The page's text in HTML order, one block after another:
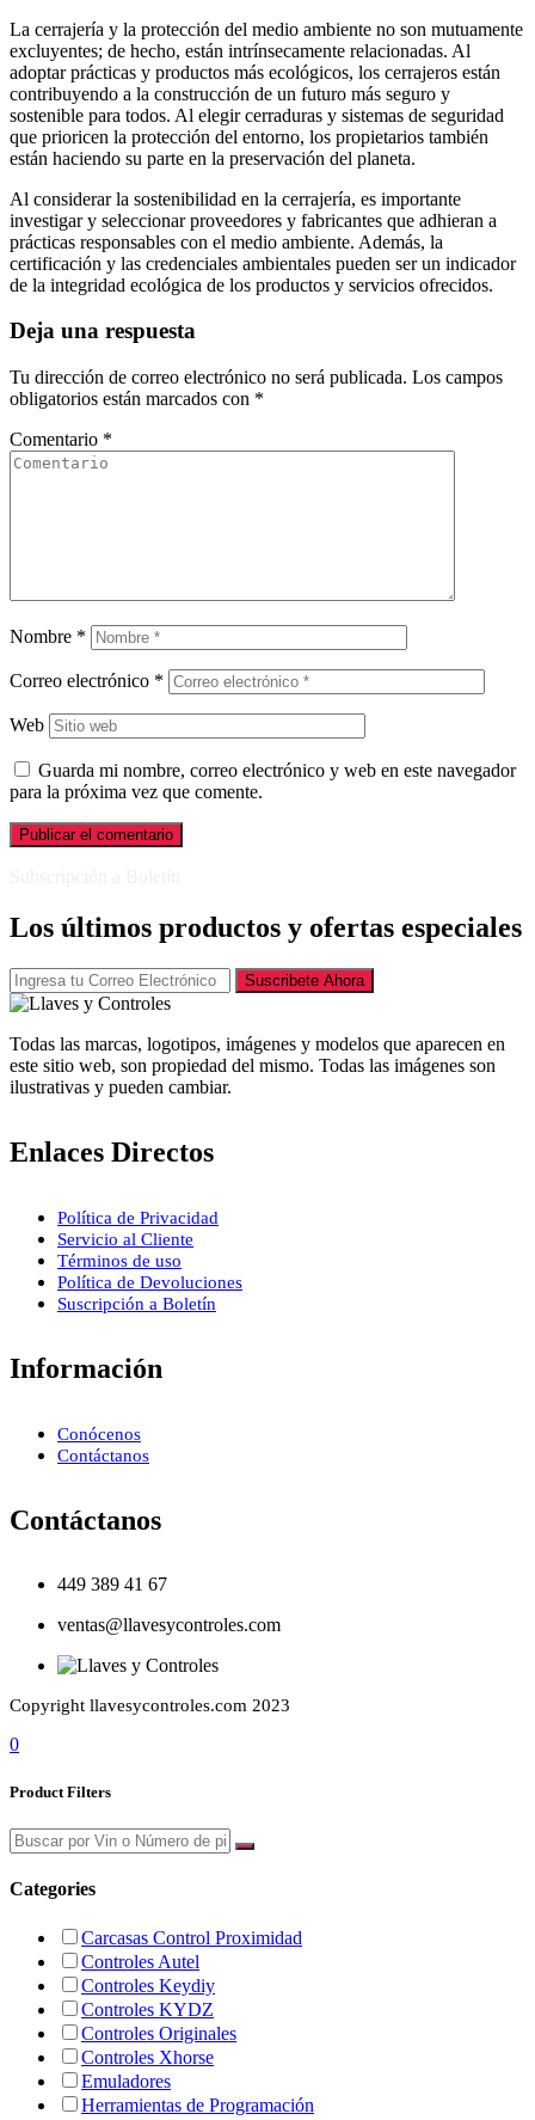
La cerrajería y la protección del medio ambiente no son mutuamente
excluyentes; de hecho, están intrínsecamente relacionadas. Al
adoptar prácticas y productos más ecológicos, los cerrajeros están
contribuyendo a la construcción de un futuro más seguro y
sostenible para todos. Al elegir cerraduras y sistemas de seguridad
que prioricen la protección del entorno, los propietarios también
están haciendo su parte en la preservación del planeta.
Al considerar la sostenibilidad en la cerrajería, es importante
investigar y seleccionar proveedores y fabricantes que adhieran a
prácticas responsables con el medio ambiente. Además, la
certificación y las credenciales ambientales pueden ser un indicador
de la integridad ecológica de los productos y servicios ofrecidos.
Deja una respuesta
Tu dirección de correo electrónico no será publicada. Los campos
obligatorios están marcados con *
Comentario *
Nombre *
Correo electrónico *
Web
Guarda mi nombre, correo electrónico y web en este navegador
para la próxima vez que comente.
Los últimos productos y ofertas especiales
Suscribete Ahora
Todas las marcas, logotipos, imágenes y modelos que aparecen en
este sitio web, son propiedad del mismo. Todas las imágenes son
ilustrativas y pueden cambiar.
Enlaces Directos
Política de Privacidad
Servicio al Cliente
Términos de uso
Política de Devoluciones
Suscripción a Boletín
Información
Conócenos
Contáctanos
Contáctanos
449 389 41 67
ventas@llavesycontroles.com
Copyright llavesycontroles.com 2023
0
Product Filters
Categories
Carcasas Control Proximidad
Controles Autel
Controles Keydiy
Controles KYDZ
Controles Originales
Controles Xhorse
Emuladores
Herramientas de Programación